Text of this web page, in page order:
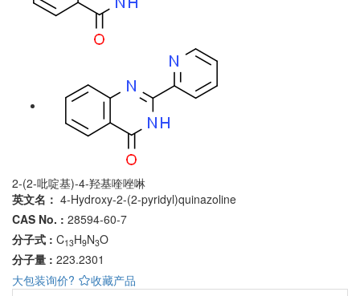
2-(2-吡啶基)-4-羟基喹唑啉
英文名： 4-Hydroxy-2-(2-pyridyl)quinazoline
CAS No. : 28594-60-7
分子式 : C13H9N3O
分子量 : 223.2301
大包装询价?
收藏产品